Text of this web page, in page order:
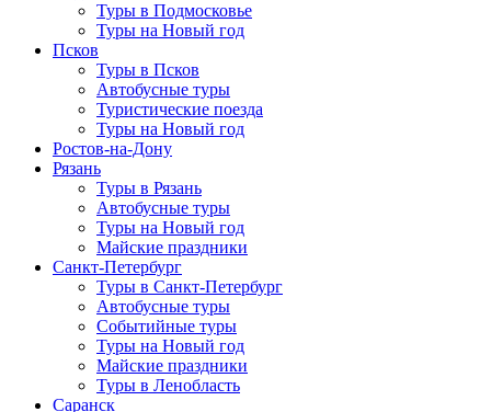
Туры в Подмосковье
Туры на Новый год
Псков
Туры в Псков
Автобусные туры
Туристические поезда
Туры на Новый год
Ростов-на-Дону
Рязань
Туры в Рязань
Автобусные туры
Туры на Новый год
Майские праздники
Санкт-Петербург
Туры в Санкт-Петербург
Автобусные туры
Событийные туры
Туры на Новый год
Майские праздники
Туры в Ленобласть
Саранск